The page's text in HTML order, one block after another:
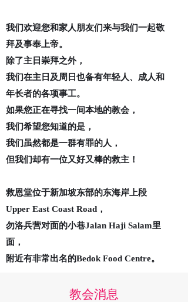
我们欢迎您和家人朋友们来与我们一起敬
拜及事奉上帝。
除了主日崇拜之外，
我们在主日及周日也备有年轻人、成人和
年长者的各项事工。
如果您正在寻找一间本地的教会，
我们希望您知道的是，
我们虽然都是一群有罪的人，
但我们却有一位又好又棒的救主！
救恩堂位于新加坡东部的东海岸上段
Upper East Coast Road，
勿洛兵营对面的小巷Jalan Haji Salam里
面，
附近有非常出名的Bedok Food Centre。
教会消息